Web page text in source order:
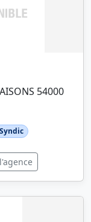
54000
Syndic